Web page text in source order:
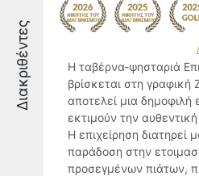
Διακριθέντες
Η ταβέρνα-ψησταριά
βρίσκεται στη γραφική
αποτελεί μια δημοφιλή
εκτιμούν την
Η επιχείρηση διατηρεί
παράδοση στην
προσεγμένων πιάτων,